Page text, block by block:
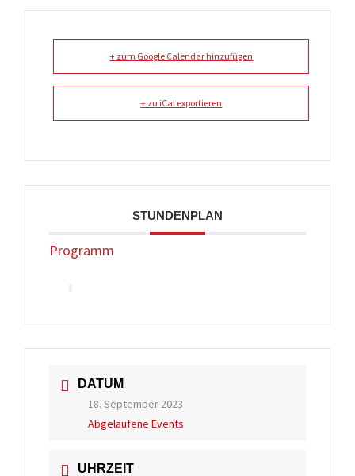
+ zum Google Calendar hinzufügen
+ zu iCal exportieren
STUNDENPLAN
Programm
DATUM
18. September 2023
Abgelaufene Events
UHRZEIT